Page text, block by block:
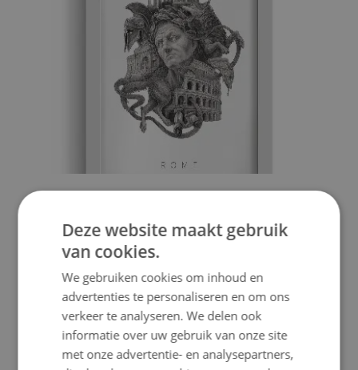
29.99 € KOPEN
Deze website maakt gebruik
van cookies.
We gebruiken cookies om inhoud en
advertenties te personaliseren en om ons
verkeer te analyseren. We delen ook
informatie over uw gebruik van onze site
met onze advertentie- en analysepartners,